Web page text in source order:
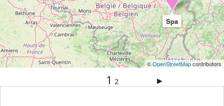
Spa
©OpenStreetMapcontributors
1 2 ▶